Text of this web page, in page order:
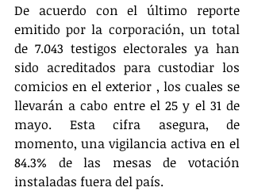
De acuerdo con el último reporte
emitido por la corporación, un total
de 7.043 testigos electorales ya han
sido acreditados para custodiar los
comicios en el exterior , los cuales se
llevarán a cabo entre el 25 y el 31 de
mayo. Esta cifra asegura, de
momento, una vigilancia activa en el
84.3% de las mesas de votación
instaladas fuera del país.